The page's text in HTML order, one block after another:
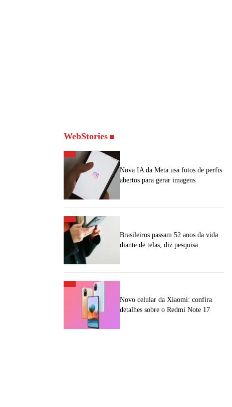
WebStories
Nova IA da Meta usa fotos de perfis
abertos para gerar imagens
Brasileiros passam 52 anos da vida
diante de telas, diz pesquisa
Novo celular da Xiaomi: confira
detalhes sobre o Redmi Note 17